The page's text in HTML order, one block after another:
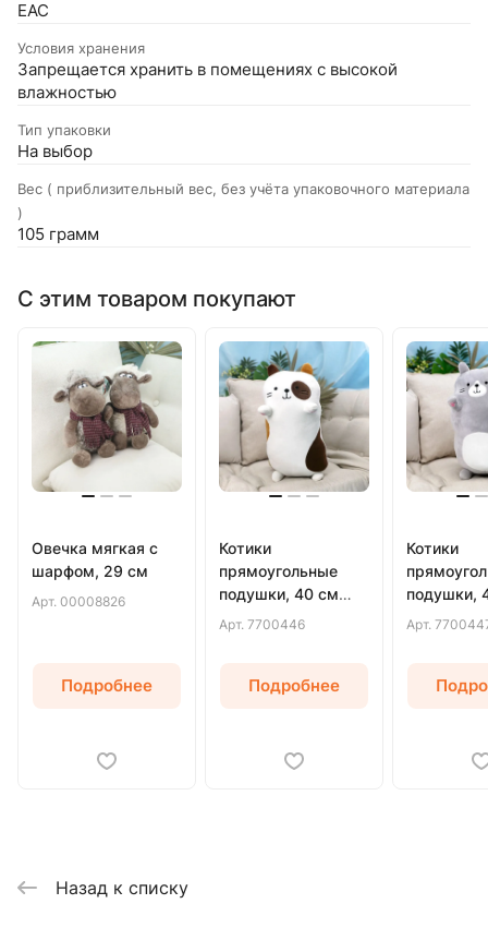
EAC
Условия хранения
Запрещается хранить в помещениях с высокой
влажностью
Тип упаковки
На выбор
Вес ( приблизительный вес, без учёта упаковочного материала
)
105 грамм
С этим товаром покупают
Овечка мягкая с
шарфом, 29 см
Арт. 00008826
Подробнее
Котики
прямоугольные
подушки, 40 см
(Белый)
Арт. 7700446
Подробнее
Котики
подушки,
(Серый)
Арт.
Назад к списку